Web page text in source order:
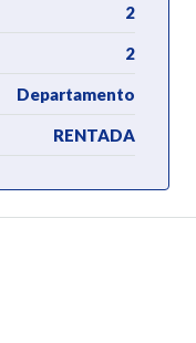
2
2
Departamento
RENTADA